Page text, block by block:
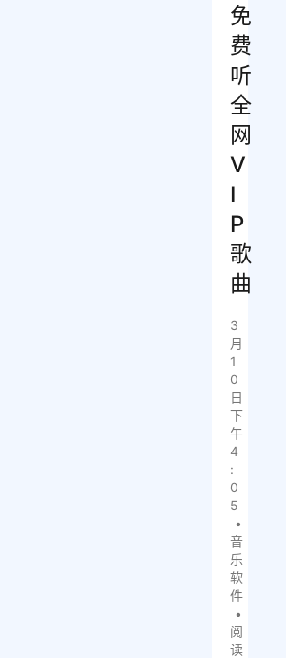
免
费
听
全
网
V
I
P
歌
曲
3
月
1
0
日
下
午
4
:
0
5
•
音
乐
软
件
•
阅
读